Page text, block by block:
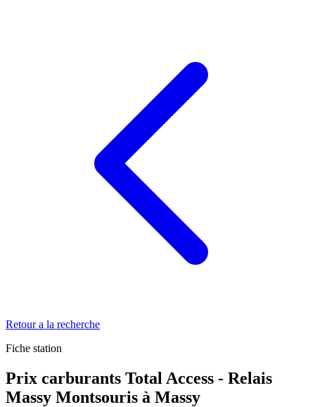
Retour a la recherche
Fiche station
Prix carburants Total Access - Relais
Massy Montsouris à Massy